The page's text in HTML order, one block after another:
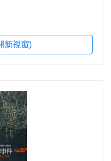
新視窗)